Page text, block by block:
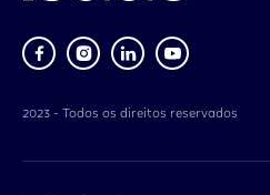
2023 - Todos os direitos reservados